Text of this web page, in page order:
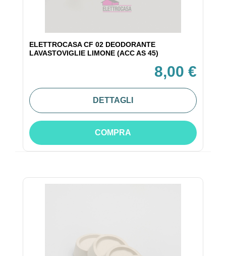
ELETTROCASA CF 02 DEODORANTE
LAVASTOVIGLIE LIMONE (ACC AS 45)
8,00 €
DETTAGLI
COMPRA